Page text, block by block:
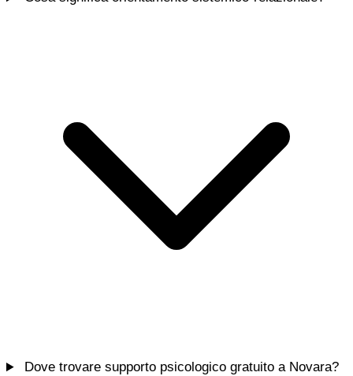
Dove trovare supporto psicologico gratuito a Novara?